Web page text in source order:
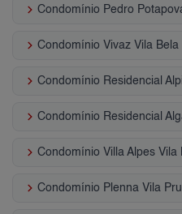
keyboard_arrow_right Condomínio Pedro
keyboard_arrow_right Condomínio Vivaz Vila Bela
keyboard_arrow_right Condomínio Residencial
keyboard_arrow_right Condomínio Residencial
keyboard_arrow_right Condomínio Villa Alpes Vila
keyboard_arrow_right Condomínio Plenna Vila